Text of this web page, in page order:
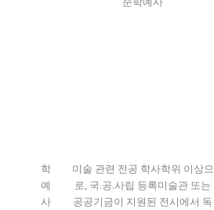
학
예
사
미술 관련 전공 학사학위 이상으
로, 국.공.사립 등록미술관 또는
공공기금이 지원된 전시에서 독